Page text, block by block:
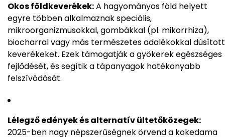
Okos földkeverékek:A hagyományos föld helyett
egyre többen alkalmaznak speciális,
mikroorganizmusokkal, gombákkal (pl. mikorrhiza),
biocharral vagy más természetes adalékokkal dúsított
keverékeket. Ezek támogatják a gyökerek egészséges
fejlődését, és segítik a tápanyagok hatékonyabb
felszívódását.
Lélegző edények és alternatív ültetőközegek:
2025-ben nagy népszerűségnek örvend a kokedama